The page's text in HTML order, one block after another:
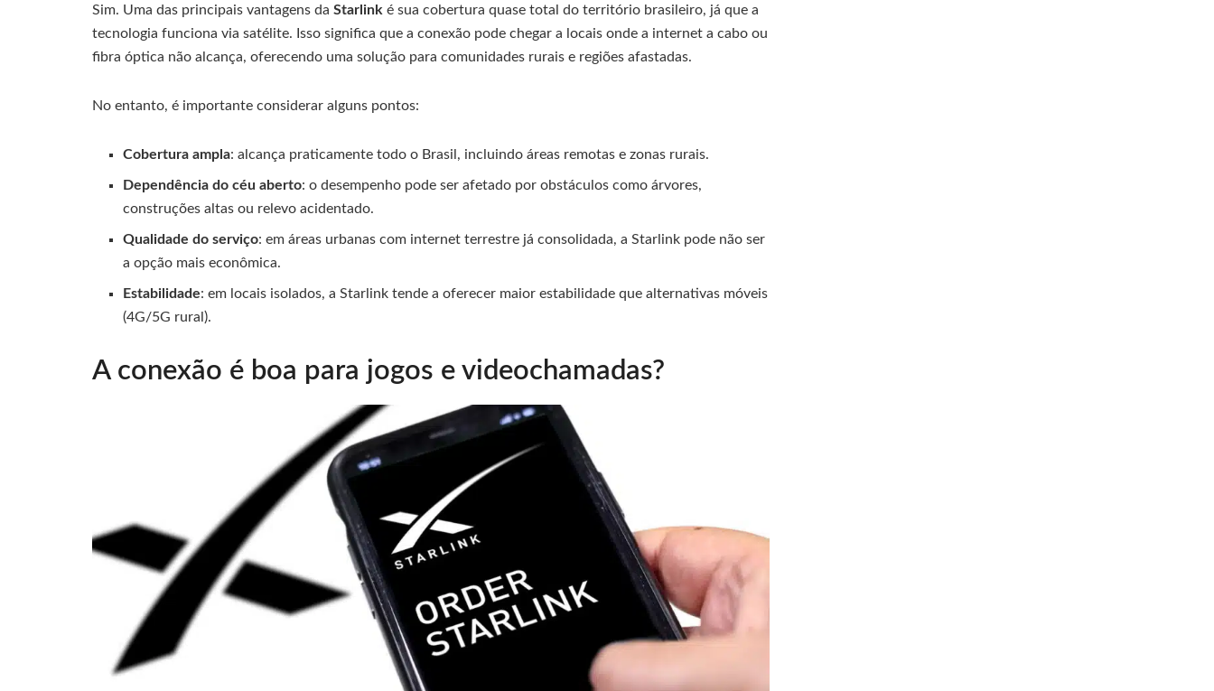
Sim. Uma das principais vantagens da Starlink é sua cobertura quase total do território brasileiro, já que a
tecnologia funciona via satélite. Isso significa que a conexão pode chegar a locais onde a internet a cabo ou
fibra óptica não alcança, oferecendo uma solução para comunidades rurais e regiões afastadas.
No entanto, é importante considerar alguns pontos:
Cobertura ampla: alcança praticamente todo o Brasil, incluindo áreas remotas e zonas rurais.
Dependência do céu aberto: o desempenho pode ser afetado por obstáculos como árvores,
construções altas ou relevo acidentado.
Qualidade do serviço: em áreas urbanas com internet terrestre já consolidada, a Starlink pode não ser
a opção mais econômica.
Estabilidade: em locais isolados, a Starlink tende a oferecer maior estabilidade que alternativas móveis
(4G/5G rural).
A conexão é boa para jogos e videochamadas?